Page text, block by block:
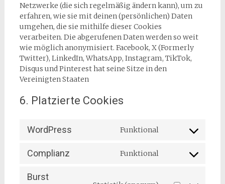
Netzwerke (die sich regelmäßig ändern kann), um zu
erfahren, wie sie mit deinen (persönlichen) Daten
umgehen, die sie mithilfe dieser Cookies
verarbeiten. Die abgerufenen Daten werden so weit
wie möglich anonymisiert. Facebook, X (Formerly
Twitter), LinkedIn, WhatsApp, Instagram, TikTok,
Disqus und Pinterest hat seine Sitze in den
Vereinigten Staaten
6. Platzierte Cookies
WordPress Funktional
Consent
service
Complianz Funktional
Consent
Burst